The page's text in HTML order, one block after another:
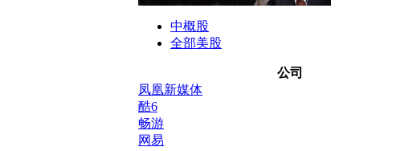
中概股
全部美股
公司
凤凰新媒体
酷6
畅游
网易